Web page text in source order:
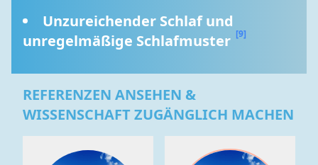
Unzureichender Schlaf und
unregelmäßige Schlafmuster [9]
REFERENZEN ANSEHEN &
WISSENSCHAFT ZUGÄNGLICH MACHEN